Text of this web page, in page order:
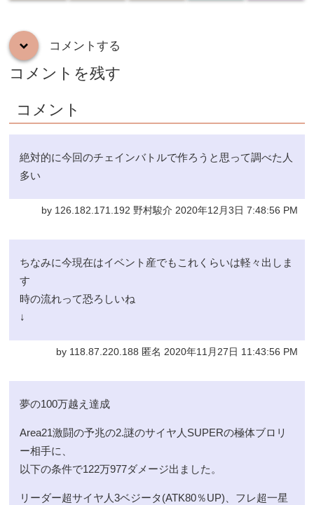
down コメントする
コメントを残す
コメント
絶対的に今回のチェインバトルで作ろうと思って調べた人
多い
by 126.182.171.192 野村駿介 2020年12月3日 7:48:56 PM
ちなみに今現在はイベント産でもこれくらいは軽々出しま
す
時の流れって恐ろしいね
↓
by 118.87.220.188 匿名 2020年11月27日 11:43:56 PM
夢の100万越え達成
Area21激闘の予兆の2.謎のサイヤ人SUPERの極体ブロリ
ー相手に、
以下の条件で122万977ダメージ出ました。
リーダー超サイヤ人3ベジータ(ATK80％UP)、フレ超一星